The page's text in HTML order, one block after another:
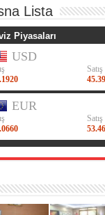
Lista